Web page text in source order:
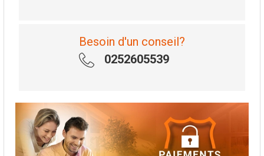
Besoin d'un conseil?
0252605539